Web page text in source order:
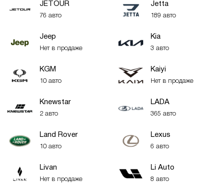
JETOUR
76 авто
Jetta
189 авто
Jeep
Нет в продаже
Kia
3 авто
KGM
10 авто
Kaiyi
Нет в продаже
Knewstar
2 авто
LADA
365 авто
Land Rover
10 авто
Lexus
6 авто
Livan
Нет в продаже
Li Auto
8 авто